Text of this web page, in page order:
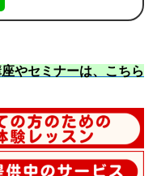
やセミナーは、こちら